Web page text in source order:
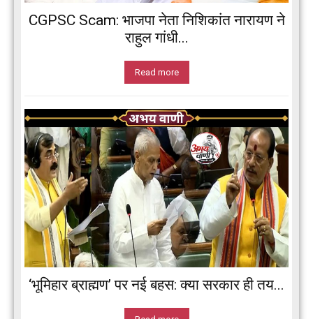
CGPSC Scam: भाजपा नेता निशिकांत नारायण ने
राहुल गांधी...
Read more
‘भूमिहार ब्राह्मण’ पर नई बहस: क्या सरकार ही तय...